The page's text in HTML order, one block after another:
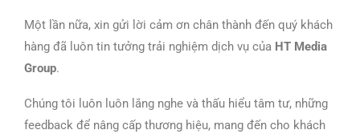
Một lần nữa, xin gửi lời cảm ơn chân thành đến quý khách
hàng đã luôn tin tưởng trải nghiệm dịch vụ của HT Media
Group.
Chúng tôi luôn luôn lắng nghe và thấu hiểu tâm tư, những
feedback để nâng cấp thương hiệu, mang đến cho khách